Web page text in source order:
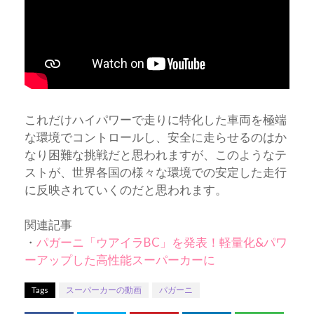
これだけハイパワーで走りに特化した車両を極端
な環境でコントロールし、安全に走らせるのはか
なり困難な挑戦だと思われますが、このようなテ
ストが、世界各国の様々な環境での安定した走行
に反映されていくのだと思われます。
関連記事
・ パガーニ「ウアイラBC」を発表！軽量化&パワ
ーアップした高性能スーパーカーに
Tags スーパーカーの動画 パガーニ